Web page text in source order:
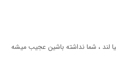
لند ، شما نداشته باشين عجيب ميشه